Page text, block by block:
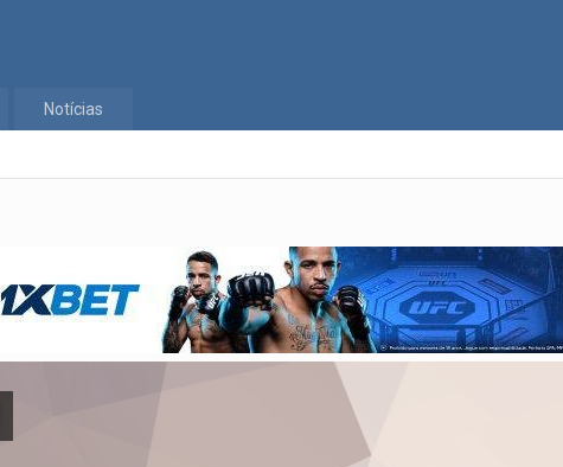
Notícias